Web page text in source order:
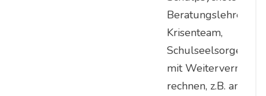
Beratungslehrerin,
Krisenteam,
Schulseelsorgerin
mit
rechnen, z.B. an eine